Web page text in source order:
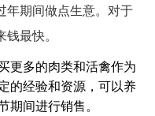
年期间做点生意。对于
最快。
更多的肉类和活禽作为
的经验和资源，可以养
间进行销售。